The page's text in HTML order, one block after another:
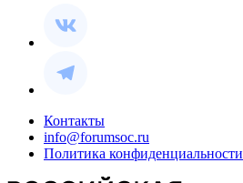
Контакты
info@forumsoc.ru
Политика конфиденциальности